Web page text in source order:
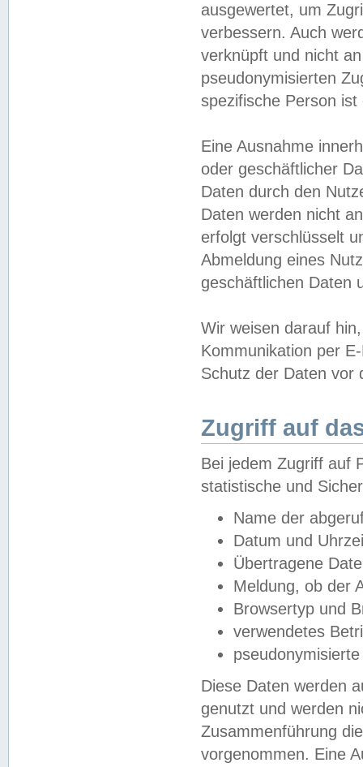
ausgewertet, um
verbessern. Auch
verknüpft und nicht
pseudonymisierten
spezifische Person
Eine Ausnahme
oder geschäftlicher
Daten durch den
Daten werden nicht
erfolgt verschlüsselt
Abmeldung eines
geschäftlichen Daten
Wir weisen darauf
Kommunikation per
Schutz der Daten vor
Zugriff auf
Bei jedem Zugriff auf
statistische und
Name der
Datum und
Übertragene
Meldung, ob der
Browsertyp und
verwendetes
Diese Daten werden
genutzt und werden
Zusammenführung
vorgenommen. Eine